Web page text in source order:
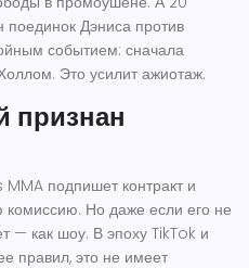
Дэниса против
событием: сначала
Это усилит ажиотаж.
признан
MMA подпишет контракт и
комиссию. Но даже если его не
— как шоу. В эпоху TikTok и
правил, это не имеет